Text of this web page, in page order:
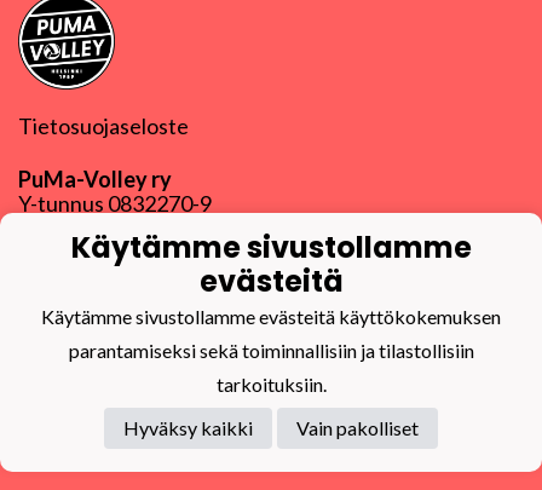
Tietosuojaseloste
PuMa-Volley ry
Y-tunnus 0832270-9
Linkki muihin yhteystietoihin
Powered by
Käytämme sivustollamme
evästeitä
Käytämme sivustollamme evästeitä käyttökokemuksen
parantamiseksi sekä toiminnallisiin ja tilastollisiin
tarkoituksiin.
Hyväksy kaikki
Vain pakolliset